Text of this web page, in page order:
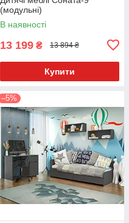
(модульні)
В наявності
13 199 ₴ 13 894 ₴
Купити
–5%